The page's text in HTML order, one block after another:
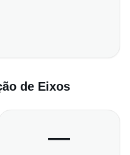
de Eixos
—